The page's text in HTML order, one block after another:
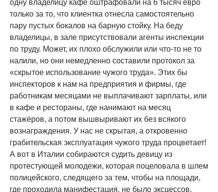
одну владелицу кафе оштрафовали на 6 тысяч евро
только за то, что клиентка отнесла самостоятельно
пару пустых бокалов на барную стойку. На беду
владелицы, в зале присутствовали агенты инспекции
по труду. Может, их плохо обслужили или что-то не то
налили, но они немедленно составили протокол за
«скрытое использование чужого труда». Этих бы
инспекторов к нам на предприятия и фирмы, где
работникам месяцами не выплачивают зарплаты, или
в кафе и рестораны, где нанимают на месяц
стажёров, а потом вышвыривают их без всякого
вознаграждения. У нас не скрытая, а откровенно
грабительская эксплуатация чужого труда процветает!
А вот в Италии собираются судить девицу из
протестующей молодежи, которая поцеловала в шлем
полицейского, следящего за тем, чтобы на площади,
где проходила манифестация, не было эксцессов.